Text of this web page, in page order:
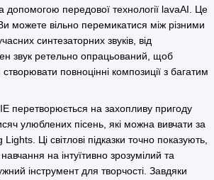
допомогою передової технології lavaAI. Це
можете вільно перемикатися між різними
синтезаторних звуків, від
звук ретельно опрацьований, щоб
повноцінні композиції з багатим
перетворюється на захопливу пригоду
улюблених пісень, які можна вивчати за
Ці світлові підказки точно показують,
на інтуїтивно зрозумілий та
інструмент для творчості. Завдяки